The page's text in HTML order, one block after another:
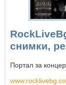
снимки,
Портал за